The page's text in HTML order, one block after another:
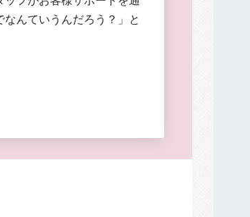
んていうんだろう？」と